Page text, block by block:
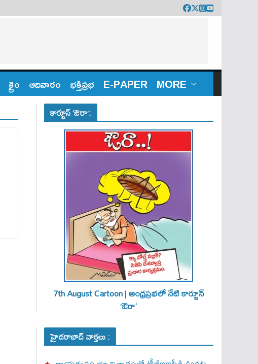
క్రైం ఆదివారం భక్తిప్రభ E-PAPER MORE
కార్టూన్ ‘ఔరా’:
7th August Cartoon | ఆంధ్రప్రభలో నేటి కార్టూన్
‘ఔరా’
హైదరాబాద్ వార్తలు :